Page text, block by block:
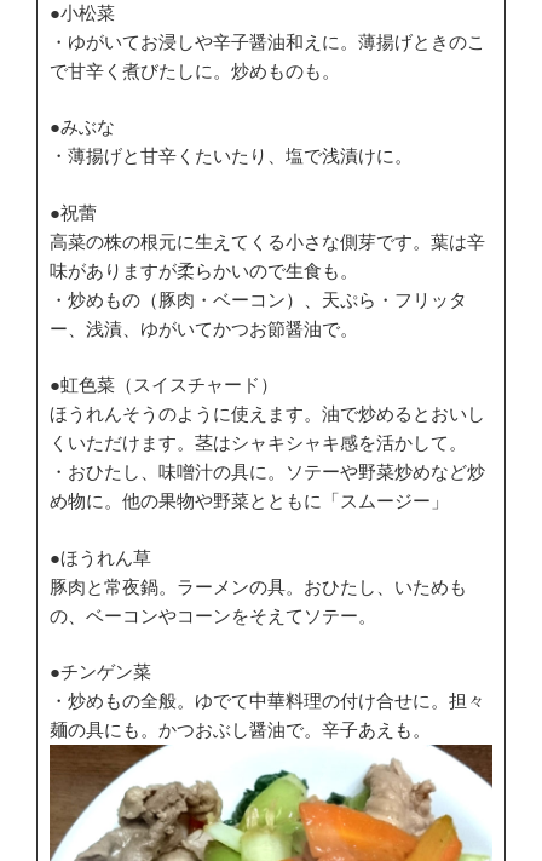
●小松菜
・ゆがいてお浸しや辛子醤油和えに。薄揚げときのこ
で甘辛く煮びたしに。炒めものも。
●みぶな
・薄揚げと甘辛くたいたり、塩で浅漬けに。
●祝蕾
高菜の株の根元に生えてくる小さな側芽です。葉は辛
味がありますが柔らかいので生食も。
・炒めもの（豚肉・ベーコン）、天ぷら・フリッタ
ー、浅漬、ゆがいてかつお節醤油で。
●虹色菜（スイスチャード）
ほうれんそうのように使えます。油で炒めるとおいし
くいただけます。茎はシャキシャキ感を活かして。
・おひたし、味噌汁の具に。ソテーや野菜炒めなど炒
め物に。他の果物や野菜とともに「スムージー」
●ほうれん草
豚肉と常夜鍋。ラーメンの具。おひたし、いためも
の、ベーコンやコーンをそえてソテー。
●チンゲン菜
・炒めもの全般。ゆでて中華料理の付け合せに。担々
麺の具にも。かつおぶし醤油で。辛子あえも。